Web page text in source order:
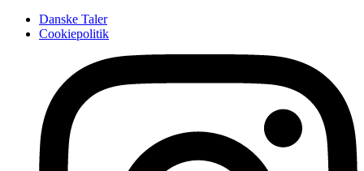
Danske Taler
Cookiepolitik